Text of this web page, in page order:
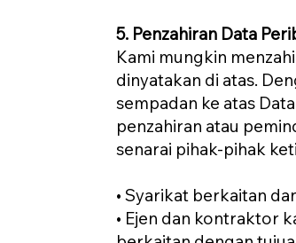
5. Penzahiran Data
Kami mungkin
dinyatakan di atas.
sempadan ke atas
penzahiran atau
senarai pihak-pihak
• Syarikat berkaitan
• Ejen dan kontraktor